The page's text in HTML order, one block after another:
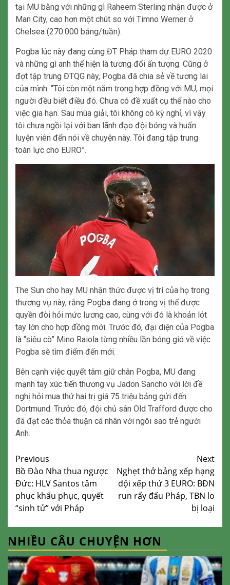
tại MU bằng với những gì Raheem Sterling nhận được ở
Man City, cao hơn một chút so với Timno Werner ở
Chelsea (270.000 bảng/tuần).
Pogba lúc này đang cùng ĐT Pháp tham dự EURO 2020
và những gì anh thể hiện là tương đối ấn tượng. Cũng ở
đợt tập trung ĐTQG này, Pogba đã chia sẻ về tương lai
của mình: “Tôi còn một năm trong hợp đồng với MU, mọi
người đều biết điều đó. Chưa có đề xuất cụ thể nào cho
việc gia hạn. Sau mùa giải, tôi không có kỳ nghỉ, vì vậy
tôi chưa ngồi lại với ban lãnh đạo đội bóng và huấn
luyện viên đển nói về chuyện này. Tôi đang tập trung
toàn lực cho EURO”.
The Sun cho hay MU nhận thức được vị trí của họ trong
thương vụ này, rằng Pogba đang ở trong vị thế được
quyền đòi hỏi mức lương cao, cùng với đó là khoản lót
tay lớn cho hợp đồng mới. Trước đó, đại diện của Pogba
là “siêu cò” Mino Raiola từng nhiều lần bóng gió về việc
Pogba sẽ tìm điểm đến mới.
Bên cạnh việc quyết tâm giữ chân Pogba, MU đang
mạnh tay xúc tiến thương vụ Jadon Sancho với lời đề
nghị hỏi mua thứ hai trị giá 75 triệu bảng gửi đến
Dortmund. Trước đó, đội chủ sân Old Trafford được cho
đã đạt các thỏa thuận cá nhân với ngôi sao trẻ người
Anh.
Continue
Reading
Previous
Bồ Đào Nha thua ngược
Đức: HLV Santos tâm
phục khẩu phục, quyết
“sinh tử” với Pháp
Next
Nghẹt thở bảng xếp hạng
đội xếp thứ 3 EURO: BĐN
run rẩy đấu Pháp, TBN lo
bị loại
NHIỀU CÂU CHUYỆN HƠN